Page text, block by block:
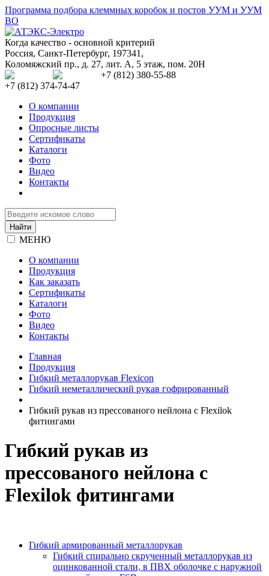
Программа подбора клеммных коробок и постов УУМ и УУМ
ВО
Когда качество - основной критерий
Россия, Санкт-Петербург, 197341 ,
Коломяжский пр., д. 27, лит. А, 5 этаж, пом. 20Н
+7 (812) 380-55-88
+7 (812) 374-74-47
О компании
Продукция
Опросные листы
Сертификаты
Каталоги
Фото
Видео
Контакты
МЕНЮ
О компании
Продукция
Как заказать
Сертификаты
Каталоги
Фото
Видео
Контакты
Главная
Продукция
Гибкий металлорукав Flexicon
Гибкий неметаллический рукав гофрированный
Гибкий рукав из прессованого нейлона с Flexilok
фитингами
Гибкий рукав из
прессованого нейлона с
Flexilok фитингами
Гибкий армированный металлорукав
Гибкий спирально скрученный металлорукав из
оцинкованной стали, в ПВХ оболочке с наружной